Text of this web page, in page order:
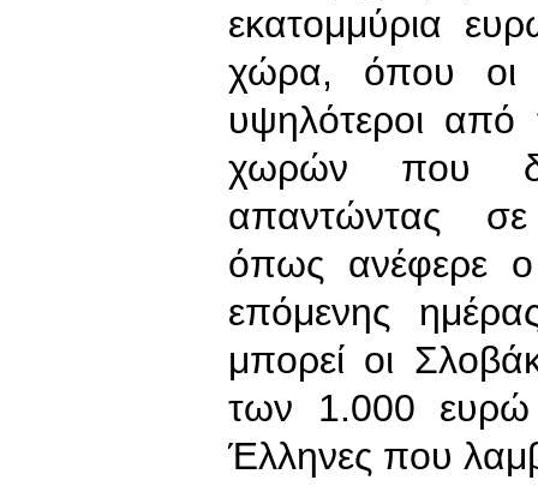
εκατομμύρια
χώρα, όπου οι
υψηλότεροι από
χωρών που
απαντώντας
όπως ανέφερε
επόμενης
μπορεί οι
των 1.000 ευρώ
Έλληνες που